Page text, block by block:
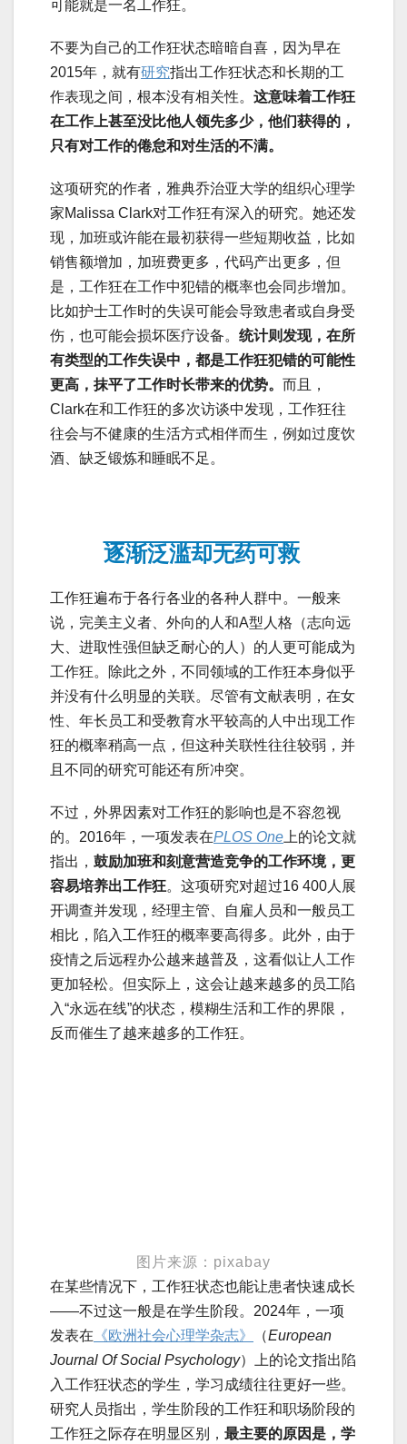
可能就是一名工作狂。
不要为自己的工作狂状态暗暗自喜，因为早在
2015年，就有研究指出工作狂状态和长期的工
作表现之间，根本没有相关性。 这意味着工作狂
在工作上甚至没比他人领先多少，他们获得的，
只有对工作的倦怠和对生活的不满。
这项研究的作者，雅典乔治亚大学的组织心理学
家Malissa Clark对工作狂有深入的研究。她还发
现，加班或许能在最初获得一些短期收益，比如
销售额增加，加班费更多，代码产出更多，但
是，工作狂在工作中犯错的概率也会同步增加。
比如护士工作时的失误可能会导致患者或自身受
伤，也可能会损坏医疗设备。 统计则发现，在所
有类型的工作失误中，都是工作狂犯错的可能性
更高，抹平了工作时长带来的优势。 而且，
Clark在和工作狂的多次访谈中发现，工作狂往
往会与不健康的生活方式相伴而生，例如过度饮
酒、缺乏锻炼和睡眠不足。
逐渐泛滥却无药可救
工作狂遍布于各行各业的各种人群中。一般来
说，完美主义者、外向的人和A型人格（志向远
大、进取性强但缺乏耐心的人）的人更可能成为
工作狂。除此之外，不同领域的工作狂本身似乎
并没有什么明显的关联。尽管有文献表明，在女
性、年长员工和受教育水平较高的人中出现工作
狂的概率稍高一点，但这种关联性往往较弱，并
且不同的研究可能还有所冲突。
不过，外界因素对工作狂的影响也是不容忽视
的。2016年，一项发表在PLOS One 上的论文就
指出， 鼓励加班和刻意营造竞争的工作环境，更
容易培养出工作狂。这项研究对超过16 400人展
开调查并发现，经理主管、自雇人员和一般员工
相比，陷入工作狂的概率要高得多。此外，由于
疫情之后远程办公越来越普及，这看似让人工作
更加轻松。但实际上，这会让越来越多的员工陷
入“永远在线”的状态，模糊生活和工作的界限，
反而催生了越来越多的工作狂。
图片来源：pixabay
在某些情况下，工作狂状态也能让患者快速成长
——不过这一般是在学生阶段。2024年，一项
发表在 《欧洲社会心理学杂志》 （European
Journal Of Social Psychology）上的论文指出陷
入工作狂状态的学生，学习成绩往往更好一些。
研究人员指出，学生阶段的工作狂和职场阶段的
工作狂之际存在明显区别， 最主要的原因是，学